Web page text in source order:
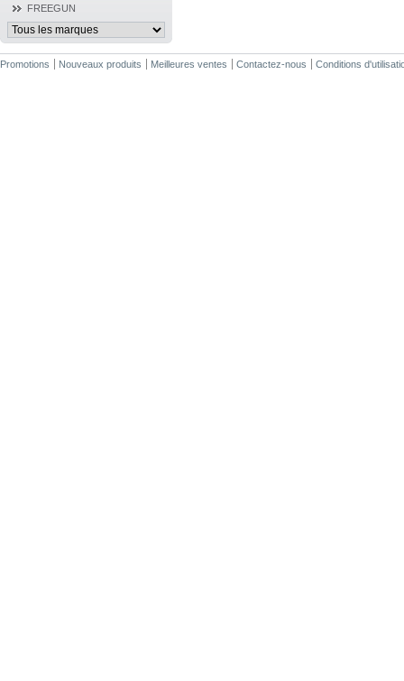
FREEGUN
Promotions Nouveaux produits Meilleures ventes Contactez-nous Conditions